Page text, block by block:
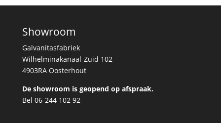
Showroom
Galvanitasfabriek
Wilhelminakanaal-Zuid 102
4903RA Oosterhout
De showroom is geopend op afspraak.
Bel 06-244 102 92